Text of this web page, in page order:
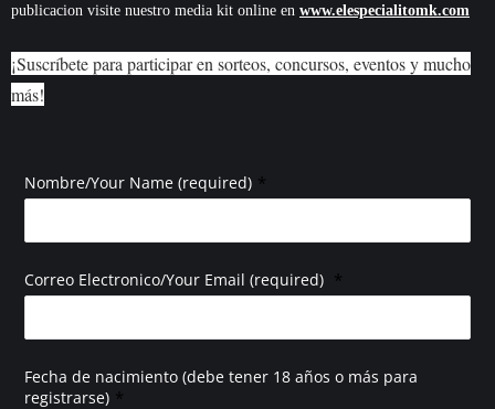
publicacion visite nuestro media kit online en www.elespecialitomk.com
¡Suscríbete para participar en sorteos, concursos, eventos y mucho
más!
Nombre/Your Name (required) *
Correo Electronico/Your Email (required) *
Fecha de nacimiento (debe tener 18 años o más para
registrarse) *